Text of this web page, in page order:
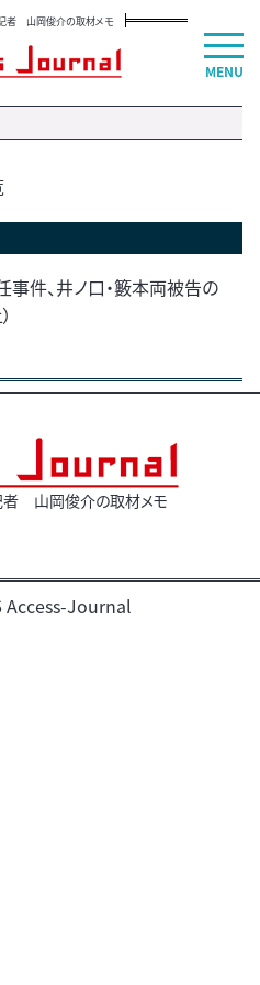
者 山岡俊介の取材メモ
事件、井ノ口・籔本両被告の
者 山岡俊介の取材メモ
Journal
MENU